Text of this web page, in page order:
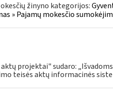
žinyno kategorijos:
» Pajamų mokesčio
projektai" sudaro:
teisės aktų informacinės